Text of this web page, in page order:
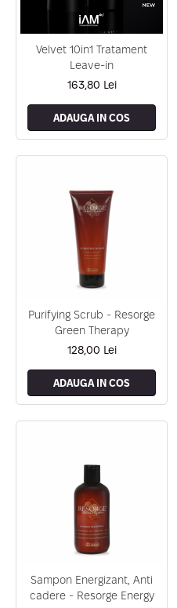
Geluri de Constructie
Clasic Gel Medium
Jelly Gel Medium
Jelly Gel Strong
Gel acrilic
Acril
Accesorii
Tratament Filler cu Acid Hyaluronic
Puro Sole (protectie solara)
iSmooth Îndreptare Permanentă
Velvet 10in1 Tratament
Leave-in
163,80 Lei
ADAUGA IN COS
Purifying Scrub - Resorge
Green Therapy
128,00 Lei
ADAUGA IN COS
Sampon Energizant, Anti
cadere - Resorge Energy